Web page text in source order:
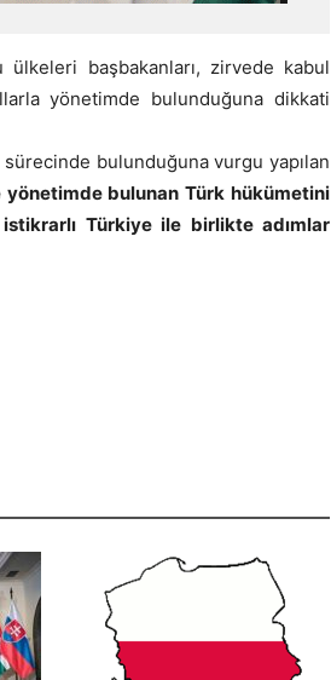
ülkeleri başbakanları, zirvede kabul
yönetimde bulunduğuna dikkati
bulunduğuna vurgu yapılan
bulunan Türk hükümetini
Türkiye ile birlikte adımlar